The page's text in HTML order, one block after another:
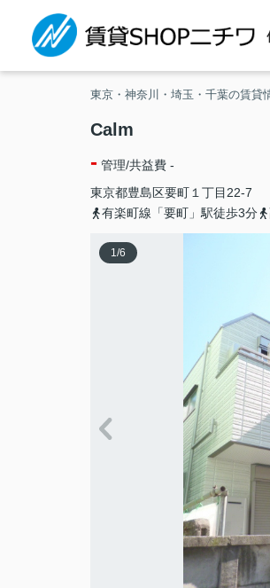
東京・神奈川・埼玉・千葉の賃貸
Calm
- 管理/共益費 -
東京都豊島区要町 １丁目22-7
有楽町線「要町」駅徒歩3分
1/6